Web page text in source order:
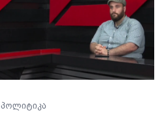
პოლიტიკა